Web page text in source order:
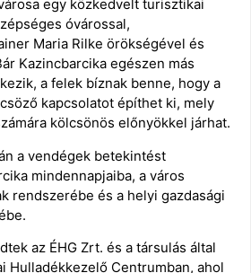
egy közkedvelt turisztikai
óvárossal,
Maria Rilke örökségével és
Kazincbarcika egészen más
a felek bíznak benne, hogy a
kapcsolatot építhet ki, mely
kölcsönös előnyökkel járhat.
a vendégek betekintést
mindennapjaiba, a város
rendszerébe és a helyi gazdasági
az ÉHG Zrt. és a társulás által
Hulladékkezelő Centrumban, ahol